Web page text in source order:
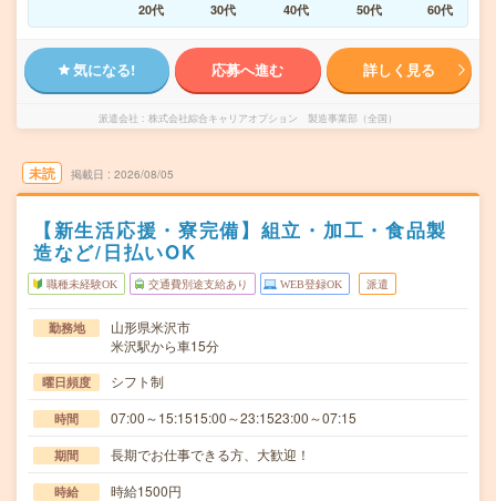
20代
30代 40代 50代 60代
気になる! 応募へ進む 詳しく見る
派遣会社 株式会社綜合キャリアオプション 製造事業部（全国）
未読 掲載日 2026/08/05
【新生活応援・寮完備】組立・加工・食品製
造など/日払いOK
職種未経験OK 交通費別途支給あり WEB登録OK 派遣
勤務地
山形県米沢市
米沢駅から車15分
曜日頻度 シフト制
時間 07:00～15:1515:00～23:1523:00～07:15
期間 長期でお仕事できる方、大歓迎！
時給 時給1500円